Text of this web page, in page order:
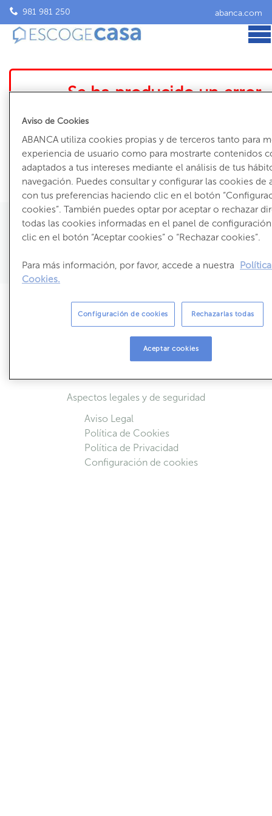
981 981 250 abanca.com
Se ha producido un error
El inmueble que intentas ver ya no está accesible
981 981 250
Sobre ABANCA Inmuebles
Simulador de cuotas
Acceso colaboradores
Quiénes Somos
Aspectos legales y de seguridad
Aviso Legal
Política de Cookies
Política de Privacidad
Configuración de cookies
Aviso de Cookies
ABANCA utiliza cookies propias y de terceros tanto para
experiencia de usuario como para mostrarte contenidos
adaptados a tus intereses mediante el análisis de tus
navegación. Puedes consultar y configurar las cookies de
con tus preferencias haciendo clic en el botón
cookies”. También puedes optar por aceptar o rechazar
todas las cookies informadas en el panel de
clic en el botón “Aceptar cookies” o “Rechazar cookies”.
Para más información, por favor, accede a nuestra
Cookies.
Configuración de cookies
Aceptar cookies
Rechazarlas todas